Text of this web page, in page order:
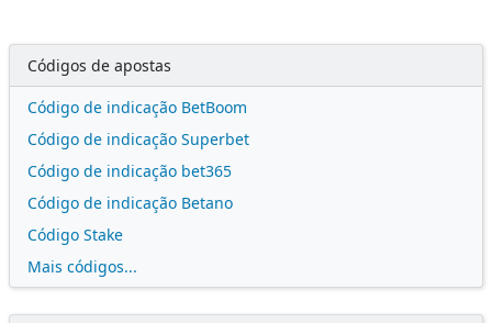
Códigos de apostas
Código de indicação BetBoom
Código de indicação Superbet
Código de indicação bet365
Código de indicação Betano
Código Stake
Mais códigos...